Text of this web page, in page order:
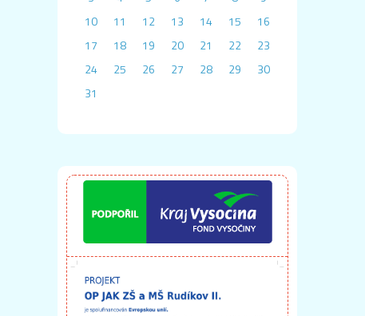
10
11 12 13 14 15
16
17
18 19 20 21 22
23
24
25 26 27 28 29
30
31